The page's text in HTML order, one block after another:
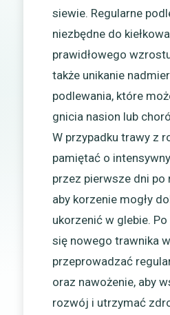
siewie. Regularne
niezbędne do
prawidłowego
także unikanie
podlewania, które
gnicia nasion lub
W przypadku trawy z
pamiętać o
przez pierwsze dni po
aby korzenie mogły
ukorzenić w glebie.
się nowego trawnika
przeprowadzać
oraz nawożenie, aby
rozwój i utrzymać